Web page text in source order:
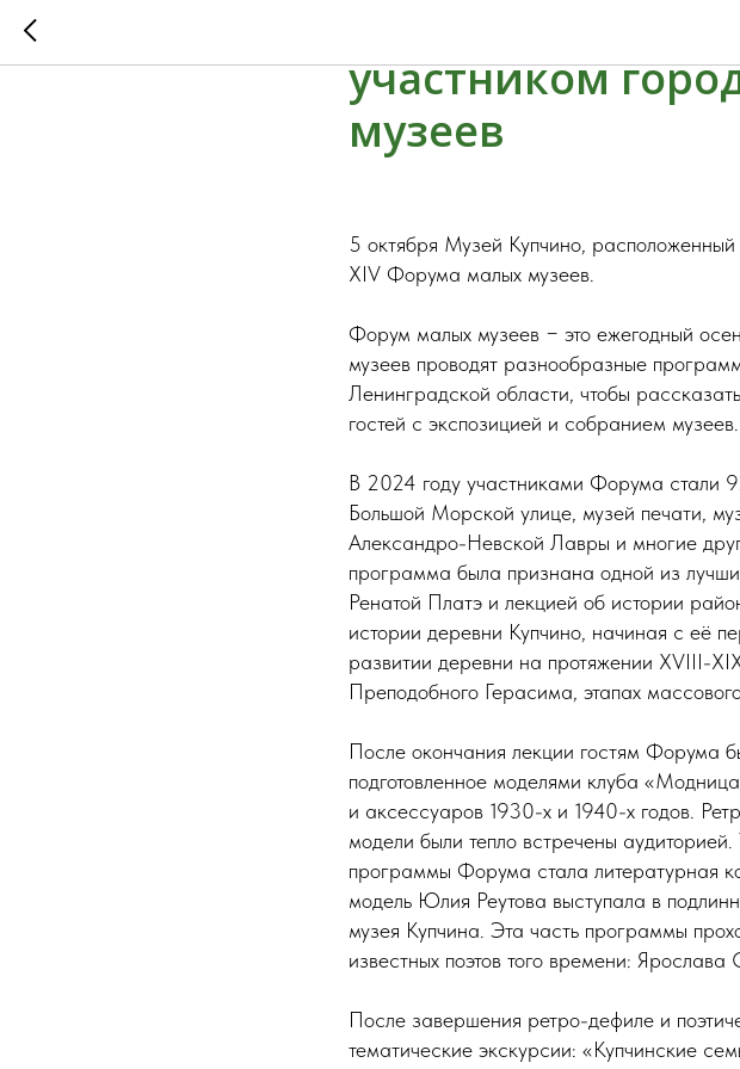
Музей Купчино
участником
музеев
5 октября Музей Купчино,
XIV Форума малых музеев.
Форум малых музеев − это ежегодный
музеев проводят разнообразные
Ленинградской области, чтобы
гостей с экспозицией и собранием музеев.
В 2024 году участниками Форума стали
Большой Морской улице, музей печати,
Александро-Невской Лавры и многие
программа была признана одной из
Ренатой Платэ и лекцией об истории
истории деревни Купчино, начиная с её
развитии деревни на протяжении XVIII-
Преподобного Герасима, этапах
После окончания лекции гостям Форума
подготовленное моделями клуба
и аксессуаров 1930-х и 1940-х годов.
модели были тепло встречены
программы Форума стала литературная
модель Юлия Реутова выступала в
музея Купчина. Эта часть программы
известных поэтов того времени:
После завершения ретро-дефиле и
тематические экскурсии: «Купчинские